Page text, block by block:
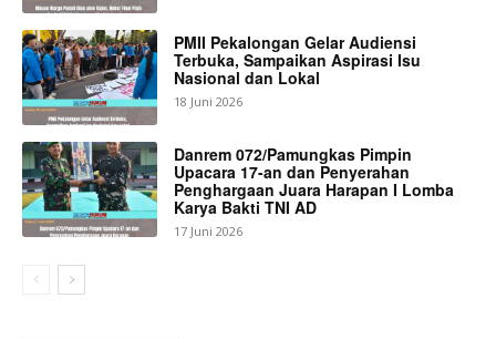
PMII Pekalongan Gelar Audiensi
Terbuka, Sampaikan Aspirasi Isu
Nasional dan Lokal
18 Juni 2026
Danrem 072/Pamungkas Pimpin
Upacara 17-an dan Penyerahan
Penghargaan Juara Harapan I Lomba
Karya Bakti TNI AD
17 Juni 2026